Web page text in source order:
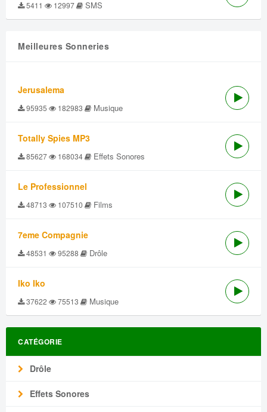
5411 12997 SMS
Meilleures Sonneries
Jerusalema
95935 182983 Musique
Totally Spies MP3
85627 168034 Effets Sonores
Le Professionnel
48713 107510 Films
7eme Compagnie
48531 95288 Drôle
Iko Iko
37622 75513 Musique
CATÉGORIE
Drôle
Effets Sonores